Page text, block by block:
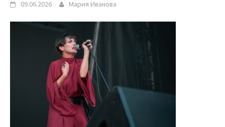
09.06.2026 Мария Иванова